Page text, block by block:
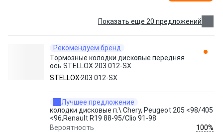
Показать еще 20 предложений
Рекомендуем бренд
Тормозные колодки дисковые передняя
ось STELLOX 203 012-SX
STELLOX 203 012-SX
Лучшее предложение
колодки дисковые п.\ Chery, Peugeot 205 <98/405
<96,Renault R19 88-95/Clio 91-98
Вероятность
100%